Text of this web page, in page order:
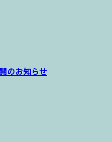
のお知らせ